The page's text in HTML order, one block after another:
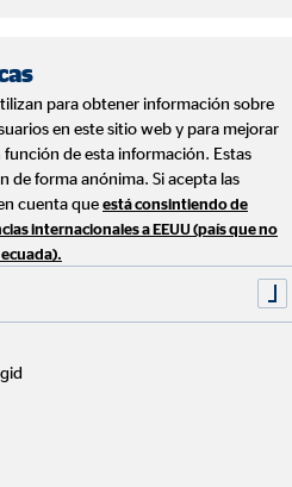
de contratar un seguro de
es importante la detección
rápido a los mejores
los seguros de salud
tranquilidad de acceder al
y a una recuperación
lo contrario, en la sanidad
de 216 días respecto a los 28
la medicina no presencial”
que ofrece Adeslas es que
para obtener información sobre
en este sitio web y para mejorar
de esta información. Estas
de forma anónima. Si acepta las
cuenta que está consintiendo de
internacionales a EEUU (país que no